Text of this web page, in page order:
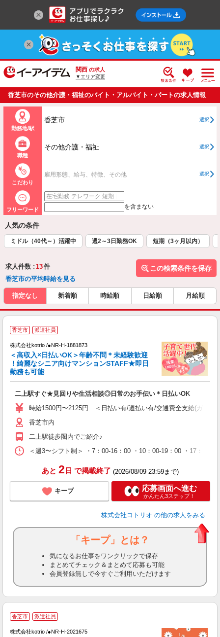
関西 の求人
▼エリア変更
香芝市のその他介護・福祉のバイト・アルバイト・パートの求人情報
一覧
勤務地/駅
香芝市 選択
職種
その他介護・福祉 選択
こだわり
雇用形態、給与、特徴、その他 選択
フリーワード を含まない
人気の条件
ミドル（40代～）活躍中 週2～3日勤務OK 短期（3ヶ月以内）
求人件数 : 13件
香芝市の平均時給を見る
この検索条件を保存
指定なし 新着順 時給順 日給順 月給順
香芝市 派遣社員
株式会社kotrio /●NR-H-1881873
＜高収入×日払いOK＞年齢不問＊未経験歓迎
！綺麗なシニア向けマンションSTAFF★即日
勤務も可能
二上駅すぐ★見回りや生活相談◎日常のお手伝い＊日払いOK
時給1500円〜2125円 ＜日払い有/週払い有/交通費全支給(ガソリ
香芝市内
二上駅徒歩圏内でご紹介♪
＜週3〜シフト制＞ ・7：00-16：00 ・10：00-19：00 ・17：
あと 2 日 で掲載終了 (2026/08/09 23:59まで)
キープ 応募画面へ進む
かんたん3ステップ！
株式会社コトリオ の他の求人をみる
「キープ」とは？
気になるお仕事をワンクリックで保存
まとめてチェック＆まとめて応募も可能
会員登録無しで今すぐご利用いただけます
香芝市 派遣社員
株式会社kotrio /●NR-H-2021675